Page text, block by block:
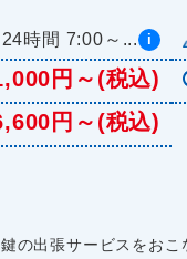
24時間 7:00～... i
円～(税込)
円～(税込)
の出張サービスをお